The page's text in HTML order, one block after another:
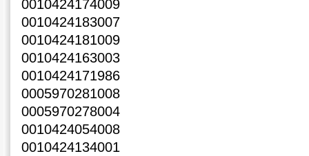
0010424174009
0010424183007
0010424181009
0010424163003
0010424171986
0005970281008
0005970278004
0010424054008
0010424134001